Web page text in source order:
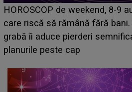
Emanuel a ținut ACEST
acum! În fața Alexandrei,
face o MĂRTURISIRE
sa: "I-am spus și ei în față, eu